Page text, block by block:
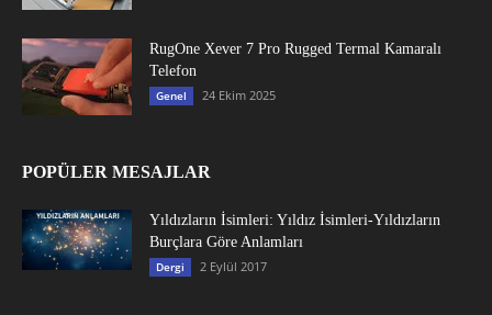
RugOne Xever 7 Pro Rugged Termal Kamaralı
Telefon
Genel 24 Ekim 2025
POPÜLER MESAJLAR
Yıldızların İsimleri: Yıldız İsimleri-Yıldızların
Burçlara Göre Anlamları
Dergi 2 Eylül 2017